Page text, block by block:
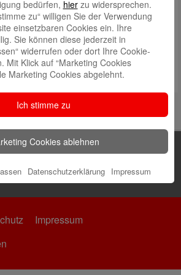
Impressum
bedürfen, hierzu widersprechen.
zu“ willigen Sie der Verwendung
einsetzbaren Cookies ein. Ihre
Sie können diese jederzeit in
widerrufen oder dort Ihre Cookie-
Mit Klick auf “Marketing Cookies
Marketing Cookies abgelehnt.
Ich stimme zu
Cookies ablehnen
Datenschutzerklärung Impressum